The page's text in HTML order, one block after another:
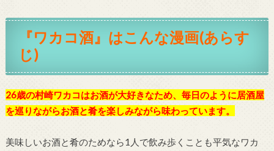
『ワカコ酒』はこんな漫画(あらす
じ)
26歳の村崎ワカコはお酒が大好きなため、毎日のように居酒屋
を巡りながらお酒と肴を楽しみながら味わっています。
美味しいお酒と肴のためなら1人で飲み歩くことも平気なワカ